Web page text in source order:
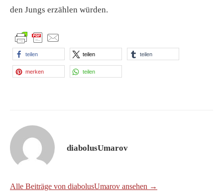
den Jungs erzählen würden.
teilen teilen teilen
merken teilen
diabolusUmarov
Alle Beiträge von diabolusUmarov ansehen →